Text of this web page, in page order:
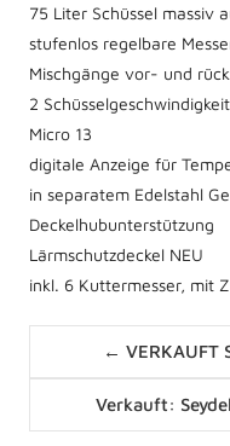
75 Liter Schüssel massiv
stufenlos regelbare
Mischgänge vor- und
2
Micro 13
digitale Anzeige für
in separatem Edelstahl
Deckelhubunterstützung
Lärmschutzdeckel NEU
inkl. 6 Kuttermesser, mit
navigation
← VERKAUFT
Posts
navigation
Verkauft: